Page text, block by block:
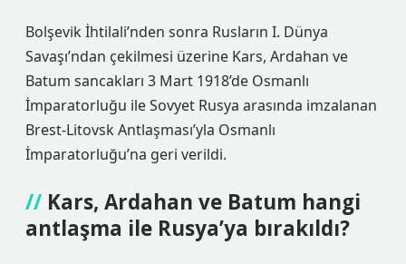
Bolşevik İhtilali’nden sonra Rusların I. Dünya
Savaşı’ndan çekilmesi üzerine Kars, Ardahan ve
Batum sancakları 3 Mart 1918’de Osmanlı
İmparatorluğu ile Sovyet Rusya arasında imzalanan
Brest-Litovsk Antlaşması’yla Osmanlı
İmparatorluğu’na geri verildi.
Kars, Ardahan ve Batum hangi
antlaşma ile Rusya’ya bırakıldı?